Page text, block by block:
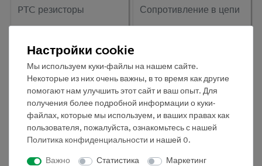
PTC резисторы Сопротивление в цепи
Настройки cookie
Мы используем куки-файлы на нашем сайте.
Некоторые из них очень важны, в то время как другие
помогают нам улучшить этот сайт и ваш опыт. Для
получения более подробной информации о куки-
файлах, которые мы используем, и ваших правах как
пользователя, пожалуйста, ознакомьтесь с нашей
Политика конфиденциальности и нашей 0.
Важно Статистика Маркетинг